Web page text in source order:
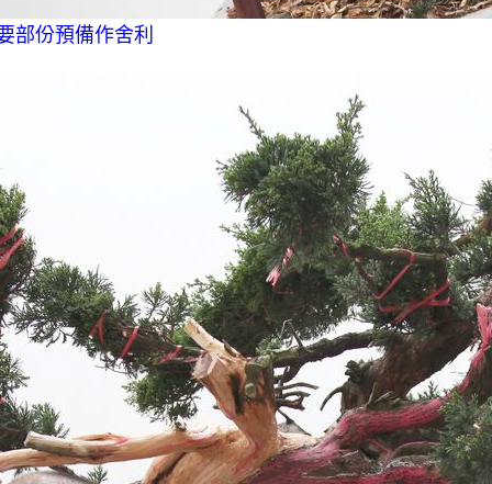
部份預備作舍利